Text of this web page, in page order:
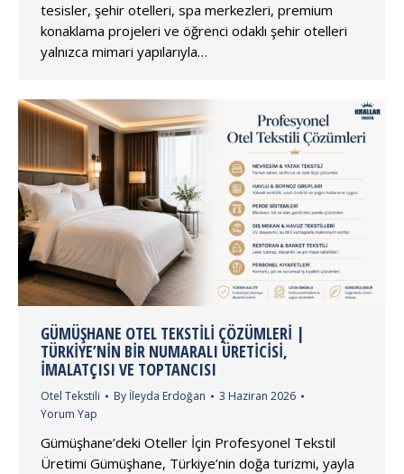
tesisler, şehir otelleri, spa merkezleri, premium
konaklama projeleri ve öğrenci odaklı şehir otelleri
yalnızca mimari yapılarıyla…
GÜMÜŞHANE OTEL TEKSTILI ÇÖZÜMLERI |
TÜRKIYE’NIN BIR NUMARALI ÜRETICISI,
İMALATÇISI VE TOPTANCISI
Otel Tekstili By İleyda Erdoğan
3 Haziran 2026
Yorum Yap
Gümüşhane’deki Oteller İçin Profesyonel Tekstil
Üretimi Gümüşhane, Türkiye’nin doğa turizmi, yayla